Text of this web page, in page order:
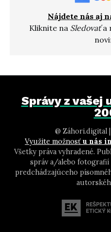
Nájdete nás aj
Kliknite na Sledovaťa
Správy z vašej
@ Záhori.digital |
Využite možnosť u nás
Všetky práva vyhradené.
správ a/alebo fotografií
predchádzajúceho